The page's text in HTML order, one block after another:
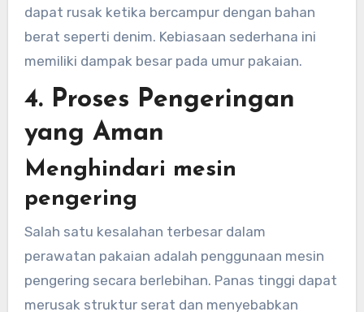
dapat rusak ketika bercampur dengan bahan
berat seperti denim. Kebiasaan sederhana ini
memiliki dampak besar pada umur pakaian.
4. Proses Pengeringan
yang Aman
Menghindari mesin
pengering
Salah satu kesalahan terbesar dalam
perawatan pakaian adalah penggunaan mesin
pengering secara berlebihan. Panas tinggi dapat
merusak struktur serat dan menyebabkan